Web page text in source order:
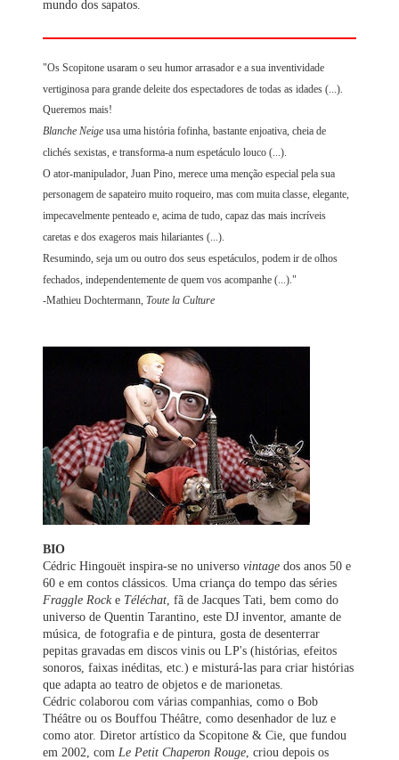
mundo dos sapatos.
"Os Scopitone usaram o seu humor arrasador e a sua inventividade
vertiginosa para grande deleite dos espectadores de todas as idades (...).
Queremos mais!
Blanche Neige usa uma história fofinha, bastante enjoativa, cheia de
clichés sexistas, e transforma-a num espetáculo louco (...).
O ator-manipulador, Juan Pino, merece uma menção especial pela sua
personagem de sapateiro muito roqueiro, mas com muita classe, elegante,
impecavelmente penteado e, acima de tudo, capaz das mais incríveis
caretas e dos exageros mais hilariantes (...).
Resumindo, seja um ou outro dos seus espetáculos, podem ir de olhos
fechados, independentemente de quem vos acompanhe (...)."
-Mathieu Dochtermann,Toute la Culture
BIO
Cédric Hingouët inspira-se no universovintage dos anos 50 e
60 e em contos clássicos. Uma criança do tempo das séries
Fraggle Rocke Téléchat , fã de Jacques Tati, bem como do
universo de Quentin Tarantino, este DJ inventor, amante de
música, de fotografia e de pintura, gosta de desenterrar
pepitas gravadas em discos vinis ou LP's (histórias, efeitos
sonoros, faixas inéditas, etc.) e misturá-las para criar histórias
que adapta ao teatro de objetos e de marionetas.
Cédric colaborou com várias companhias, como o Bob
Théâtre ou os Bouffou Théâtre, como desenhador de luz e
como ator. Diretor artístico da Scopitone & Cie, que fundou
em 2002, com Le Petit Chaperon Rouge , criou depois os